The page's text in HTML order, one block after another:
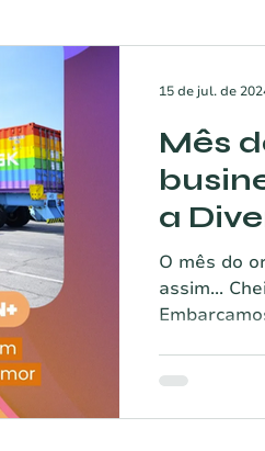
Mês
a
O mês do
assim...
com a
vibrantes,
15 de jul. de